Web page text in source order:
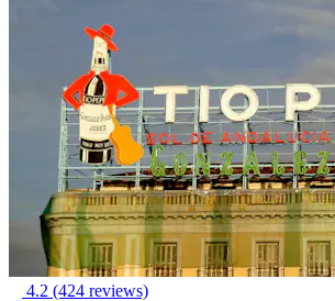
4.2 (424 reviews)